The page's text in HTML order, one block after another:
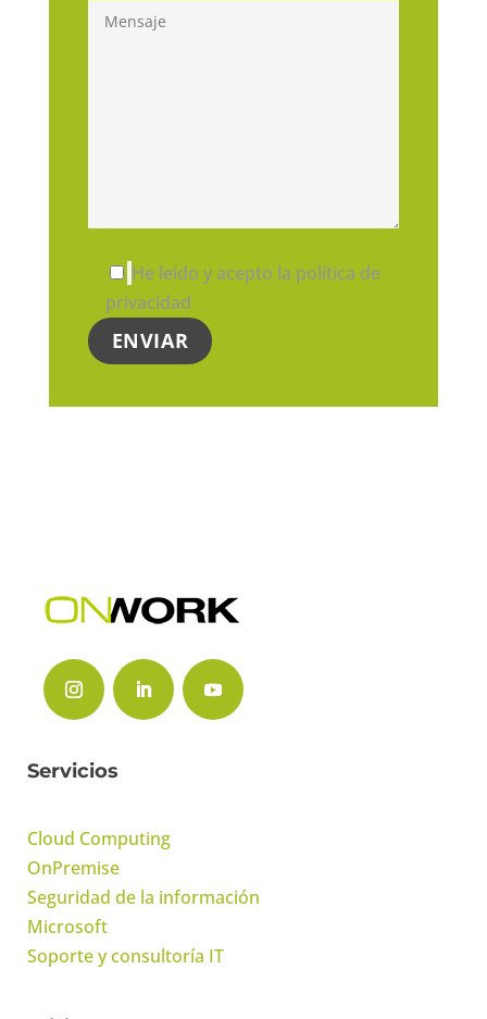
He leído y acepto la política de
privacidad
Servicios
Cloud Computing
OnPremise
Seguridad de la información
Microsoft
Soporte y consultoría IT